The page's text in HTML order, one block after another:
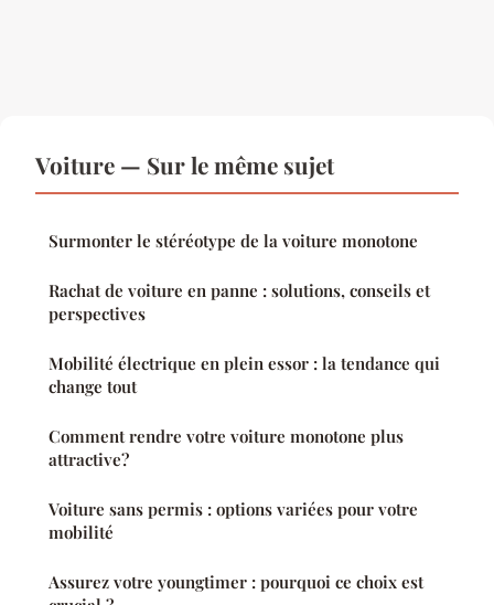
Voiture — Sur le même sujet
Surmonter le stéréotype de la voiture monotone
Rachat de voiture en panne : solutions, conseils et
perspectives
Mobilité électrique en plein essor : la tendance qui
change tout
Comment rendre votre voiture monotone plus
attractive?
Voiture sans permis : options variées pour votre
mobilité
Assurez votre youngtimer : pourquoi ce choix est